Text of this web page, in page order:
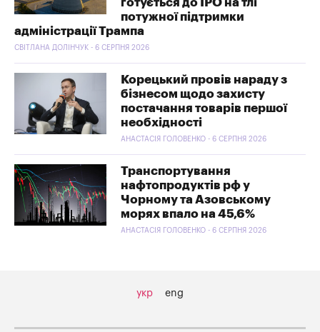
готується до IPO на тлі
потужної підтримки
адміністрації Трампа
СВІТЛАНА ДОЛІНЧУК - 6 СЕРПНЯ 2026
Корецький провів нараду з
бізнесом щодо захисту
постачання товарів першої
необхідності
АНАСТАСІЯ ГОЛОВЕНКО - 6 СЕРПНЯ 2026
Транспортування
нафтопродуктів рф у
Чорному та Азовському
морях впало на 45,6%
АНАСТАСІЯ ГОЛОВЕНКО - 6 СЕРПНЯ 2026
укр eng